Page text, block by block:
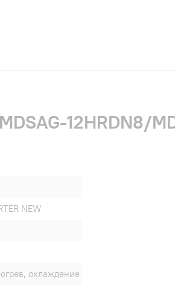
12HRDN8/
NEW
охлаждение